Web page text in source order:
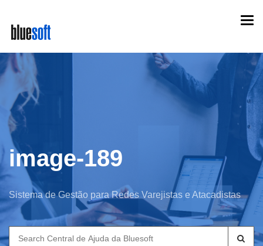
main
content
image-189
Sistema de Gestão para Redes Varejistas e Atacadistas
Search